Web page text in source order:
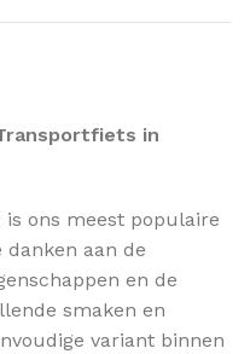
in
ons meest populaire
aan de
en de
smaken en
variant binnen